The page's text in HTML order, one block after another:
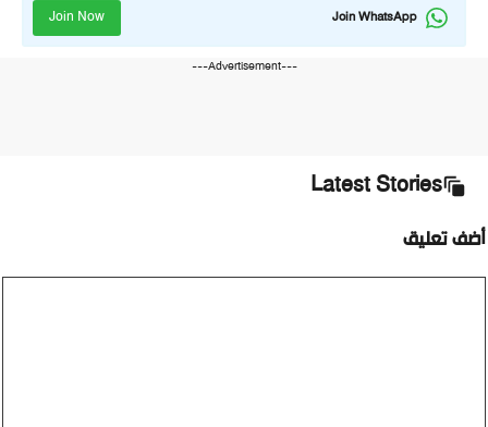
Join WhatsApp
Join Now
---Advertisement---
Latest Stories
أضف تعليق
تعليق